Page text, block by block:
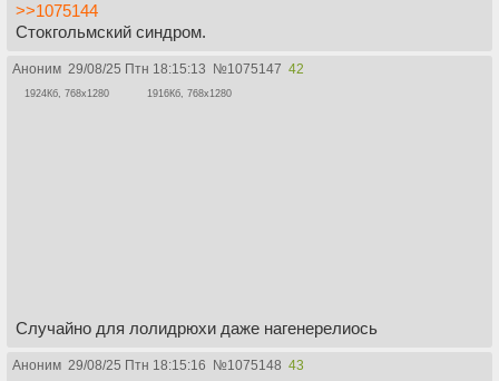
>>1075144
Стокгольмский синдром.
Аноним 29/08/25 Птн 18:15:13 №1075147 42
1924Кб, 768x1280 1916Кб, 768x1280
Случайно для лолидрюхи даже нагенерелиось
Аноним 29/08/25 Птн 18:15:16 №1075148 43